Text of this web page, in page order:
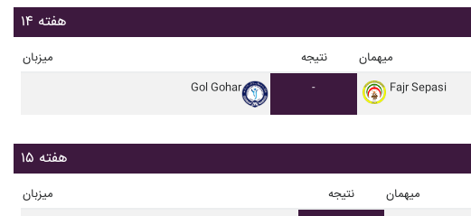
هفته ۱۴
میزبان نتیجه میهمان
Gol Gohar - Fajr Sepasi
هفته ۱۵
میزبان نتیجه میهمان